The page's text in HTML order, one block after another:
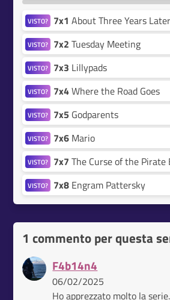
VISTO? 7x1 About Three Years Later
VISTO? 7x2 Tuesday Meeting
VISTO? 7x3 Lillypads
VISTO? 7x4Where the Road Goes
VISTO? 7x5 Godparents
VISTO? 7x6 Mario
VISTO? 7x7 The Curse of the Pirate
VISTO? 7x8 Engram Pattersky
1 commento per questa
F4b14n4
06/02/2025
Ho apprezzato molto la